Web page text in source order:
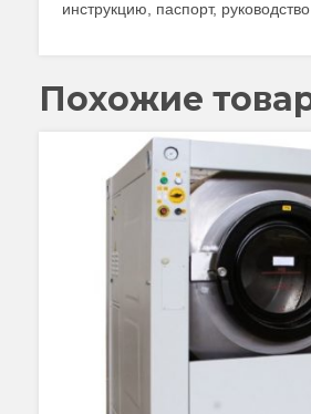
инструкцию, паспорт,
Похожие